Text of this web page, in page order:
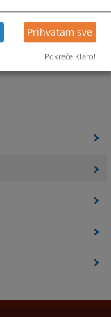
Prihvatam sve
Pokreće Klaro!